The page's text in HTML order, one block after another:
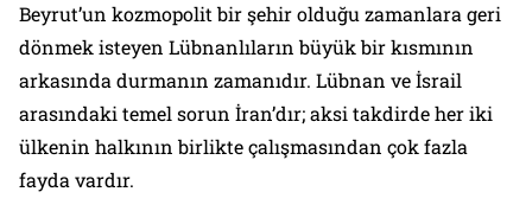
Beyrut’un kozmopolit bir şehir olduğu zamanlara geri
dönmek isteyen Lübnanlıların büyük bir kısmının
arkasında durmanın zamanıdır. Lübnan ve İsrail
arasındaki temel sorun İran’dır; aksi takdirde her iki
ülkenin halkının birlikte çalışmasından çok fazla
fayda vardır.